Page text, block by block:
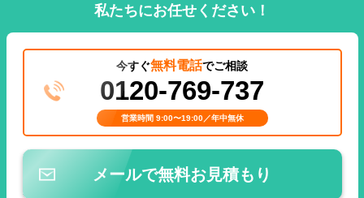
私たちにお任せください！
今すぐ無料電話でご相談
0120-769-737
営業時間 9:00〜19:00／年中無休
メールで無料お見積もり